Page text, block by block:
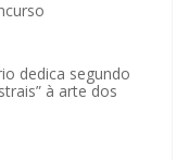
dedica segundo
à arte dos